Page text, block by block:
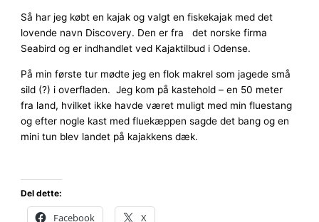
Så har jeg købt en kajak og valgt en fiskekajak med det
lovende navn Discovery. Den er fra det norske firma
Seabird og er indhandlet ved Kajaktilbud i Odense.
På min første tur mødte jeg en flok makrel som jagede små
sild (?) i overfladen. Jeg kom på kastehold – en 50 meter
fra land, hvilket ikke havde været muligt med min fluestang
og efter nogle kast med fluekæppen sagde det bang og en
mini tun blev landet på kajakkens dæk.
Del dette:
Facebook X